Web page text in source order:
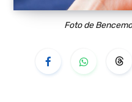
Foto de